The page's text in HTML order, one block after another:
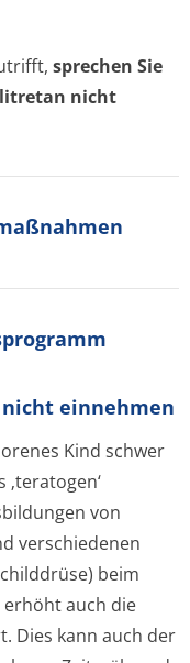
sprechen Sie
nicht
einnehmen
Kind schwer
von
verschiedenen
beim
erhöht auch die
Dies kann auch der